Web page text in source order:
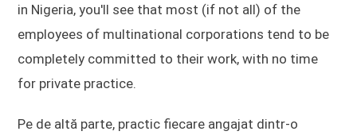
in Nigeria, you'll see that most (if not all) of the
employees of multinational corporations tend to be
completely committed to their work, with no time
for private practice.
Pe de altă parte, practic fiecare angajat dintr-o